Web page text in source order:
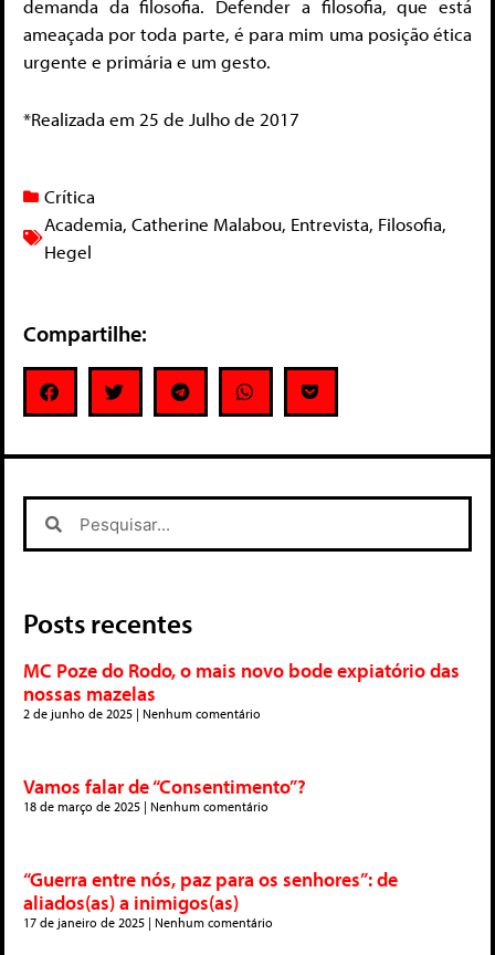
demanda da filosofia. Defender a filosofia, que está
ameaçada por toda parte, é para mim uma posição ética
urgente e primária e um gesto.
*Realizada em 25 de Julho de 2017
Crítica
Academia, Catherine Malabou, Entrevista, Filosofia,
Hegel
Compartilhe:
Posts recentes
MC Poze do Rodo, o mais novo bode expiatório das
nossas mazelas
2 de junho de 2025 Nenhum comentário
Vamos falar de “Consentimento”?
18 de março de 2025 Nenhum comentário
“Guerra entre nós, paz para os senhores”: de
aliados(as) a inimigos(as)
17 de janeiro de 2025 Nenhum comentário